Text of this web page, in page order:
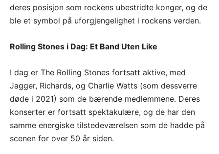
deres posisjon som rockens ubestridte konger, og de
ble et symbol på uforgjengelighet i rockens verden.
Rolling Stones i Dag: Et Band Uten Like
I dag er The Rolling Stones fortsatt aktive, med
Jagger, Richards, og Charlie Watts (som dessverre
døde i 2021) som de bærende medlemmene. Deres
konserter er fortsatt spektakulære, og de har den
samme energiske tilstedeværelsen som de hadde på
scenen for over 50 år siden.